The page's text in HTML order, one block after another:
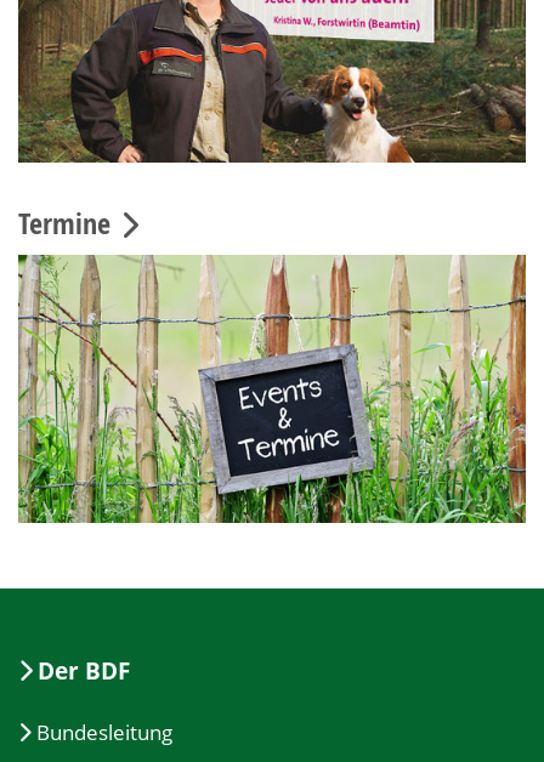
Termine
Der BDF
Bundesleitung